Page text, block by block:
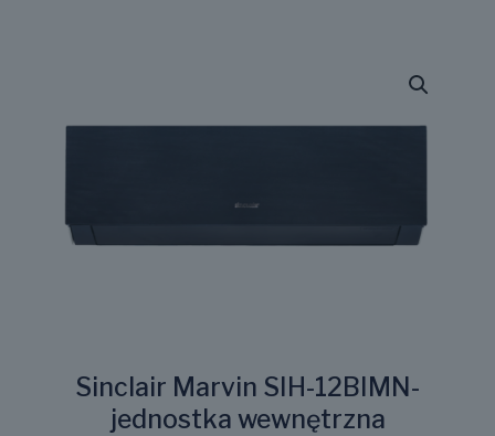
Sinclair Marvin SIH-12BIMN-
jednostka wewnętrzna